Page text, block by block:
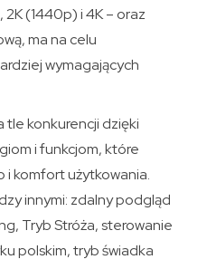
(1440p) i 4K – oraz
ma na celu
wymagających
tle konkurencji dzięki
i funkcjom, które
i komfort użytkowania.
innymi: zdalny podgląd
Tryb Stróża, sterowanie
polskim, tryb świadka